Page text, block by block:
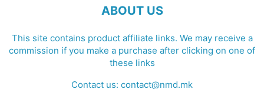
ABOUT US
This site contains product affiliate links. We may receive a
commission if you make a purchase after clicking on one of
these links
Contact us: contact@nmd.mk